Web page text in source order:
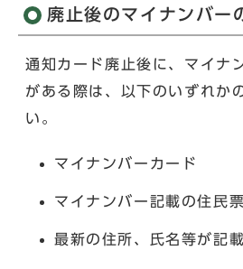
廃止後のマイナンバー
通知カード廃止後に、マイナ
がある際は、以下のいずれか
い。
マイナンバーカード
マイナンバー記載の住民票
最新の住所、氏名等が記